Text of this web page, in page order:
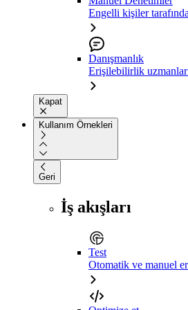
Engelli kişiler
Danışmanlık
Erişilebilirlik
Kapat
Kullanım Örnekleri
Geri
İş akışları
Test
Otomatik ve manuel